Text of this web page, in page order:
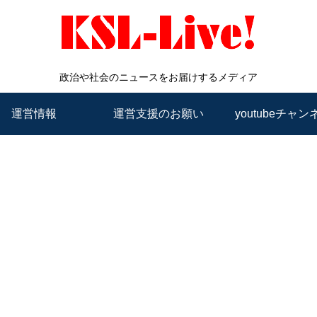
政治や社会のニュースをお届けするメディア
運営情報 運営支援のお願い youtubeチャン